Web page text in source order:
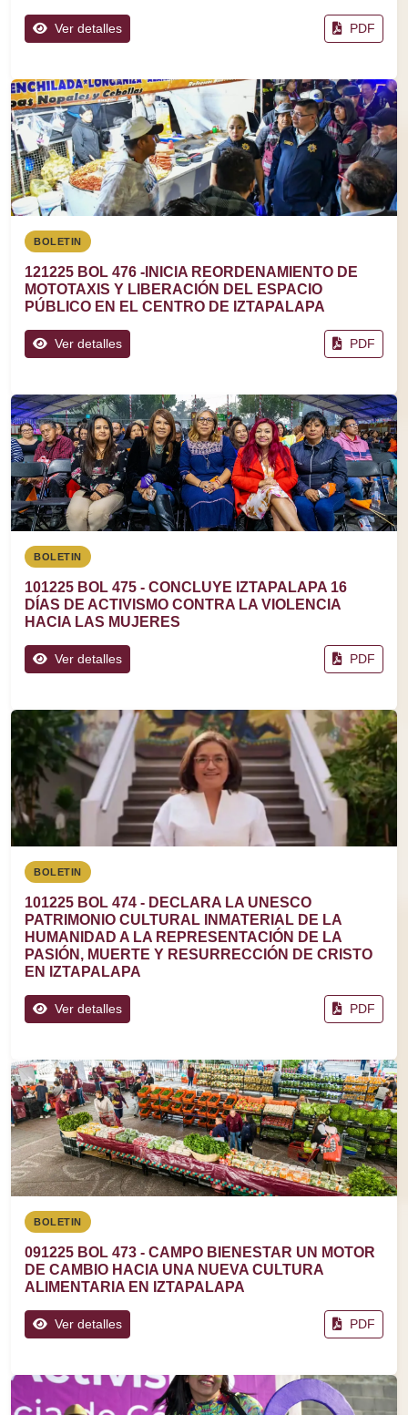
Ver detalles PDF
BOLETIN
121225 BOL 476 -INICIA REORDENAMIENTO DE
MOTOTAXIS Y LIBERACIÓN DEL ESPACIO
PÚBLICO EN EL CENTRO DE IZTAPALAPA
Ver detalles PDF
BOLETIN
101225 BOL 475 - CONCLUYE IZTAPALAPA 16
DÍAS DE ACTIVISMO CONTRA LA VIOLENCIA
HACIA LAS MUJERES
Ver detalles PDF
BOLETIN
101225 BOL 474 - DECLARA LA UNESCO
PATRIMONIO CULTURAL INMATERIAL DE LA
HUMANIDAD A LA REPRESENTACIÓN DE LA
PASIÓN, MUERTE Y RESURRECCIÓN DE CRISTO
EN IZTAPALAPA
Ver detalles PDF
BOLETIN
091225 BOL 473 - CAMPO BIENESTAR UN MOTOR
DE CAMBIO HACIA UNA NUEVA CULTURA
ALIMENTARIA EN IZTAPALAPA
Ver detalles PDF